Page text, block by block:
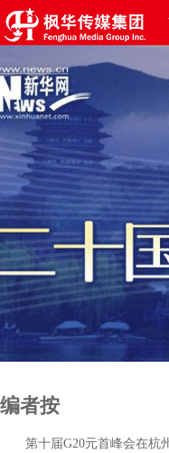
编者按
第十届G20元首峰会在杭